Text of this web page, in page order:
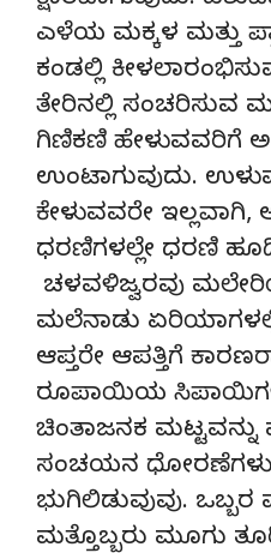
ಎಳೆಯ ಮಕ್ಕಳ ಮತ್ತು
ಕಂಡಲ್ಲಿ
ತೇರಿನಲ್ಲಿ ಸಂಚರಿಸುವ
ಗಿಣಿಕಣಿ ಹೇಳುವವರಿಗೆ
ಉಂಟಾಗುವುದು.
ಕೇಳುವವರೇ ಇಲ್ಲವಾಗಿ,
ಧರಣಿಗಳಲ್ಲೇ ಧರಣಿ
ಚಳವಳಿಜ್ವರವು
ಮಲೆನಾಡು ಏರಿಯಾಗಳಲ್ಲಿ
ಆಪ್ತರೇ ಆಪತ್ತಿಗೆ
ರೂಪಾಯಿಯ
ಚಿಂತಾಜನಕ ಮಟ್ಟವನ್ನು
ಸಂಚಯನ ಧೋರಣೆಗಳು
ಭುಗಿಲಿಡುವುವು. ಒಬ್ಬರ
ಮತ್ತೊಬ್ಬರು ಮೂಗು